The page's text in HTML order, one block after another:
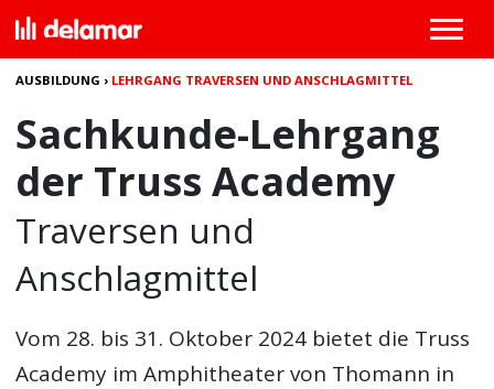
AUSBILDUNG › LEHRGANG TRAVERSEN UND ANSCHLAGMITTEL
Sachkunde-Lehrgang
der Truss Academy
Traversen und
Anschlagmittel
Vom 28. bis 31. Oktober 2024 bietet die Truss
Academy im Amphitheater von Thomann in